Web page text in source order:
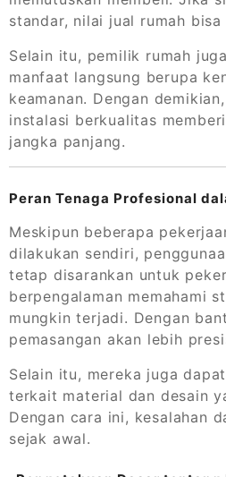
standar, nilai jual rumah bisa
Selain itu, pemilik rumah
manfaat langsung berupa
keamanan. Dengan
instalasi berkualitas
jangka panjang.
Peran Tenaga Profesional
Meskipun beberapa
dilakukan sendiri,
tetap disarankan untuk
berpengalaman memahami
mungkin terjadi. Dengan
pemasangan akan lebih
Selain itu, mereka juga
terkait material dan desain
Dengan cara ini, kesalahan
sejak awal.